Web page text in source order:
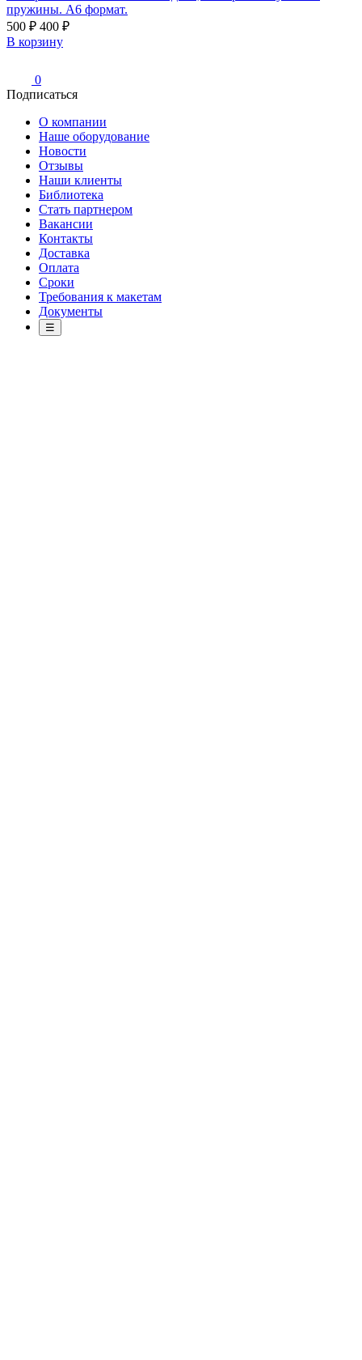
пружины. A6 формат.
500 ₽ 400 ₽
В корзину
0
Подписаться
О компании
Наше оборудование
Новости
Отзывы
Наши клиенты
Библиотека
Стать партнером
Вакансии
Контакты
Доставка
Оплата
Сроки
Требования к макетам
Документы
☰